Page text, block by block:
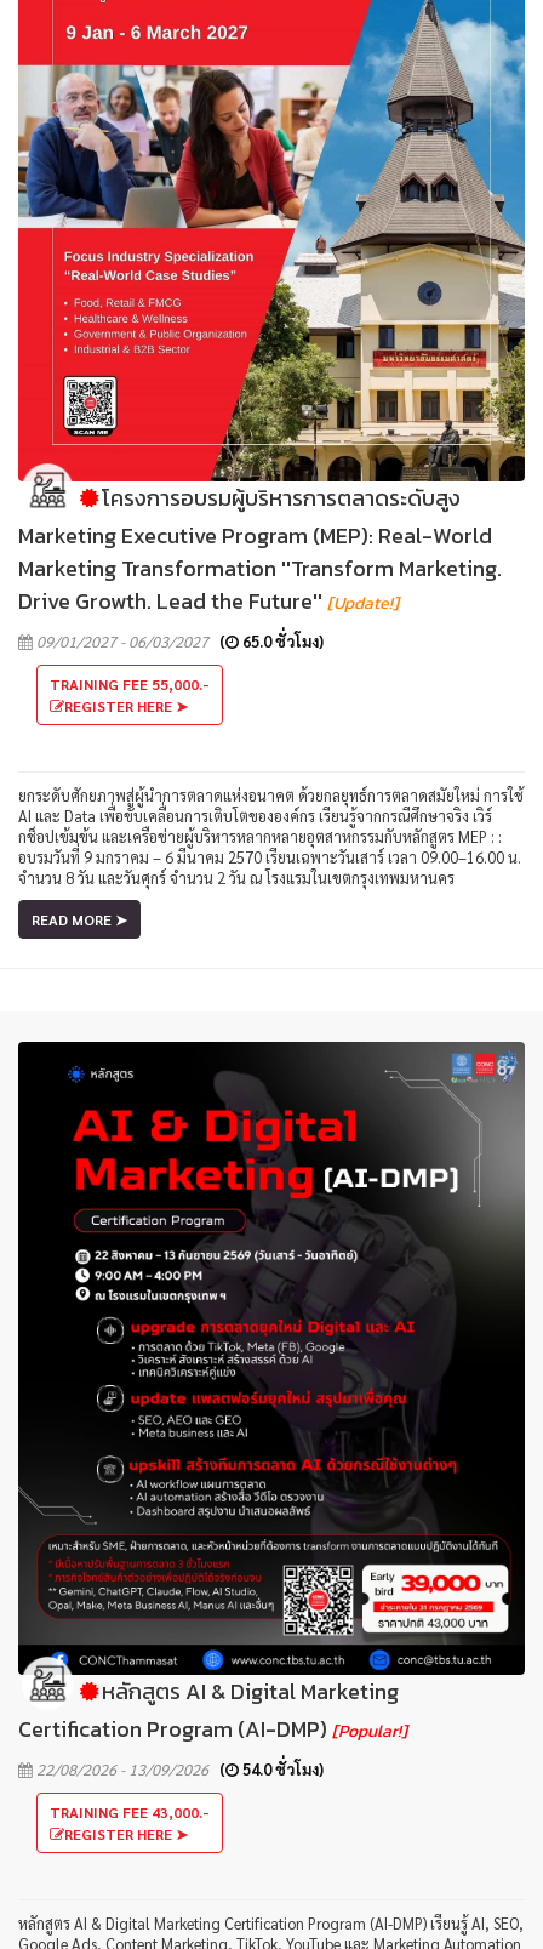
โครงการอบรมผู้บริหารการตลาดระดับสูง
Marketing Executive Program (MEP): Real-World
Marketing Transformation ''Transform Marketing.
Drive Growth. Lead the Future'' [Update!]
09/01/2027 - 06/03/2027 ( 65.0 ชั่วโมง)
TRAINING FEE 55,000.-
REGISTER HERE ➤
ยกระดับศักยภาพสู่ผู้นำการตลาดแห่งอนาคต ด้วยกลยุทธ์การตลาดสมัยใหม่ การใช้
AI และ Data เพื่อขับเคลื่อนการเติบโตขององค์กร เรียนรู้จากกรณีศึกษาจริง เวิร์
กช็อปเข้มข้น และเครือข่ายผู้บริหารหลากหลายอุตสาหกรรมกับหลักสูตร MEP : :
อบรมวันที่ 9 มกราคม – 6 มีนาคม 2570 เรียนเฉพาะวันเสาร์ เวลา 09.00–16.00 น.
จำนวน 8 วัน และวันศุกร์ จำนวน 2 วัน ณ โรงแรมในเขตกรุงเทพมหานคร
READ MORE ➤
หลักสูตร AI & Digital Marketing
Certification Program (AI-DMP) [Popular!]
22/08/2026 - 13/09/2026 ( 54.0 ชั่วโมง)
TRAINING FEE 43,000.-
REGISTER HERE ➤
หลักสูตร AI & Digital Marketing Certification Program (AI-DMP) เรียนรู้ AI, SEO,
Google Ads, Content Marketing, TikTok, YouTube และ Marketing Automation